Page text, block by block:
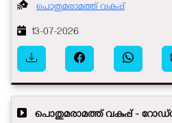
പൊതുമരാമത്ത് വകുപ്പ്
13-07-2026
പൊതുമരാമത്ത് വകുപ്പ് -